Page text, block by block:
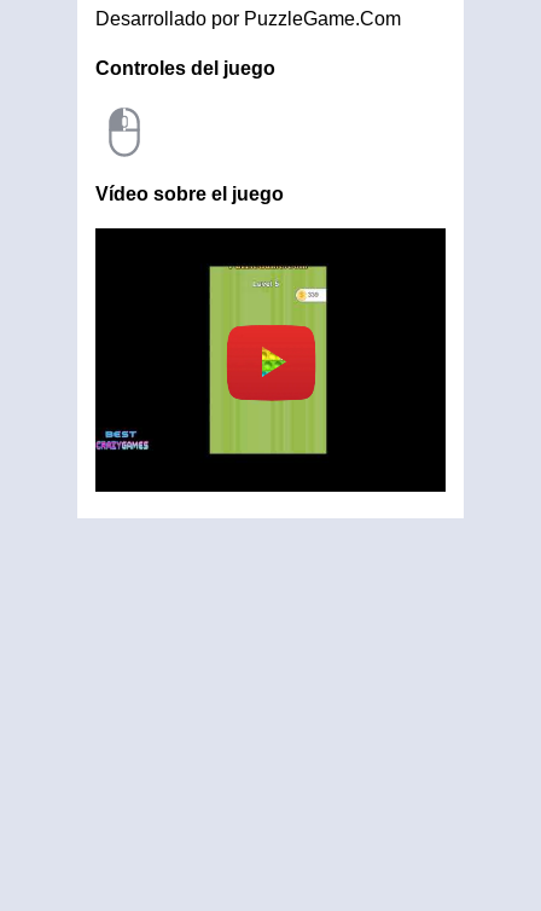
Desarrollado por PuzzleGame.Com
Controles del juego
Vídeo sobre el juego